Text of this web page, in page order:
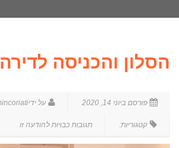
הסלון והכניסה לדירה